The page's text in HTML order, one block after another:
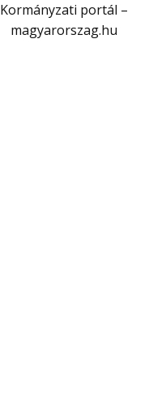
Kormányzati portál –
magyarorszag.hu